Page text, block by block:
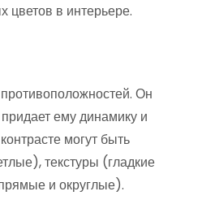
цветов в интерьере.
Он
ему динамику и
могут быть
текстуры (гладкие
и округлые).